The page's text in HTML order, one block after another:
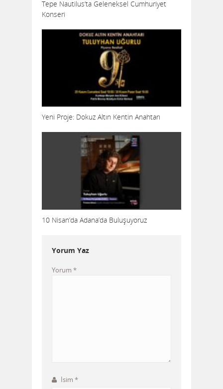
Tepe Nautilus’ta Geleneksel Cumhuriyet
Konseri
Yeni Proje: Dokuz Altın Kentin Anahtarı
10 Nisan’da Adana’da Buluşuyoruz
Yorum Yaz
Yorum *
İsim *